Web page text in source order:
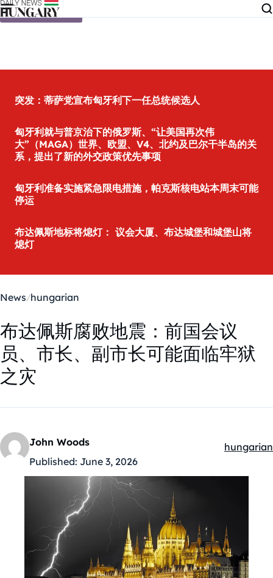
Skip to content
突发：蒂萨党宣布匈牙利下一任总统候选人
匈牙利就与普京治下的俄罗斯、“让美国再次伟
大”（MAGA）世界、欧盟、V4、北约及巴尔干半岛的关
系，提出了新的外交政策优先事项
匈牙利准备实施紧急限电措施，帕克斯核电站本周末可能
停运
布达佩斯地标将熄灯： 议会大厦、布达城堡和城堡山将
熄灯
News hungarian
布达佩斯腐败地震：前国会议
员、市长、副市长可能面临牢狱
之灾
John Woods
Published: June 3, 2026
hungarian